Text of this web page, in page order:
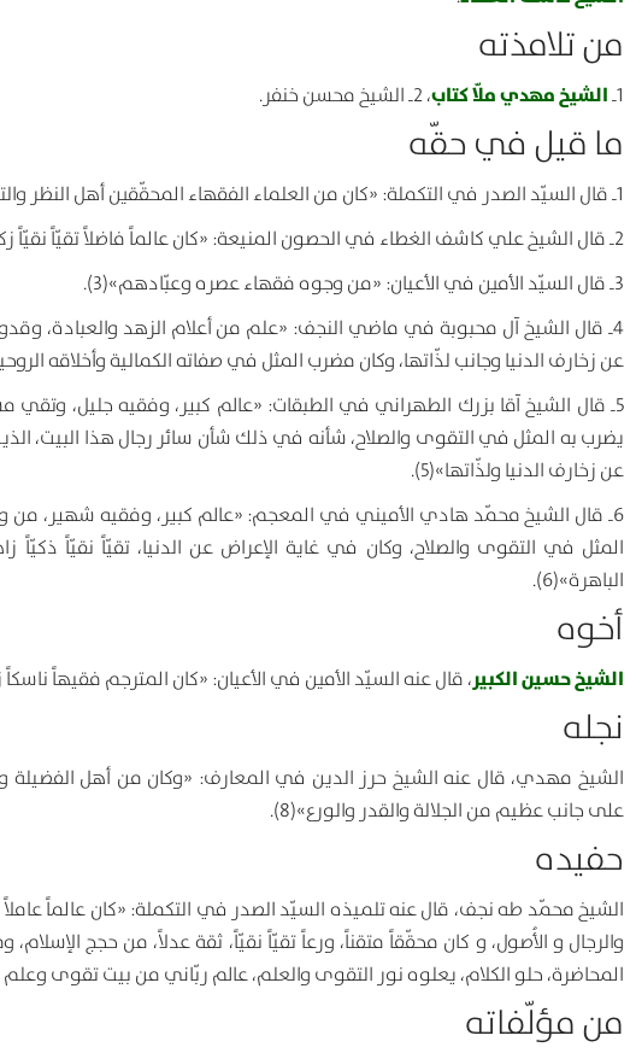
من تلامذته
1ـ الشيخ مهدي ملّا كتاب، 2ـ الشيخ محسن خنفر.
ما قيل في حقّه
1ـ قال السيّد الصدر في التكملة: «كان من العلماء الفقهاء المحقّقين أهل النظر والتدقيق»(1).
2ـ قال الشيخ علي كاشف الغطاء في الحصون المنيعة: «كان عالماً فاضلاً تقيّاً نقيّاً زكيّاً زاهداً عابداً ورعاً، خشناً في ذات الله»(2).
3ـ قال السيّد الأمين في الأعيان: «من وجوه فقهاء عصره وعبّادهم»(3).
4ـ قال الشيخ آل محبوبة في ماضي النجف: «علم من أعلام الزهد والعبادة،
عن زخارف الدنيا وجانب لذّاتها، وكان مضرب المثل في صفاته الكمالية وأخلاقه
5ـ قال الشيخ آقا بزرك الطهراني في الطبقات: «عالم كبير، وفقيه جليل، وتقي
يضرب به المثل في التقوى والصلاح، شأنه في ذلك شأن سائر رجال هذا البيت،
عن زخارف الدنيا ولذّاتها»(5).
6ـ قال الشيخ محمّد هادي الأميني في المعجم: «عالم كبير، وفقيه شهير، من
المثل في التقوى والصلاح، وكان في غاية الإعراض عن الدنيا، تقيّاً نقيّاً
الباهرة»(6).
أخوه
الشيخ حسين الكبير، قال عنه السيّد الأمين في الأعيان: «كان المترجم فقيهاً ناسكاً
نجله
الشيخ مهدي، قال عنه الشيخ حرز الدين في المعارف: «وكان من أهل الفضيلة
على جانب عظيم من الجلالة والقدر والورع»(8).
حفيده
الشيخ محمّد طه نجف، قال عنه تلميذه السيّد الصدر في التكملة: «كان عالماً
والرجال و الأُصول، و كان محقّقاً متقناً، ورعاً تقيّاً نقيّاً، ثقة عدلاً، من حجج
المحاضرة، حلو الكلام، يعلوه نور التقوى والعلم، عالم ربّاني من بيت تقوى وعلم
من مؤلّفاته